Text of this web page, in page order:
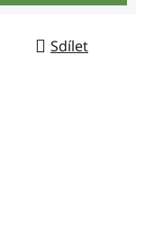
Sdílet